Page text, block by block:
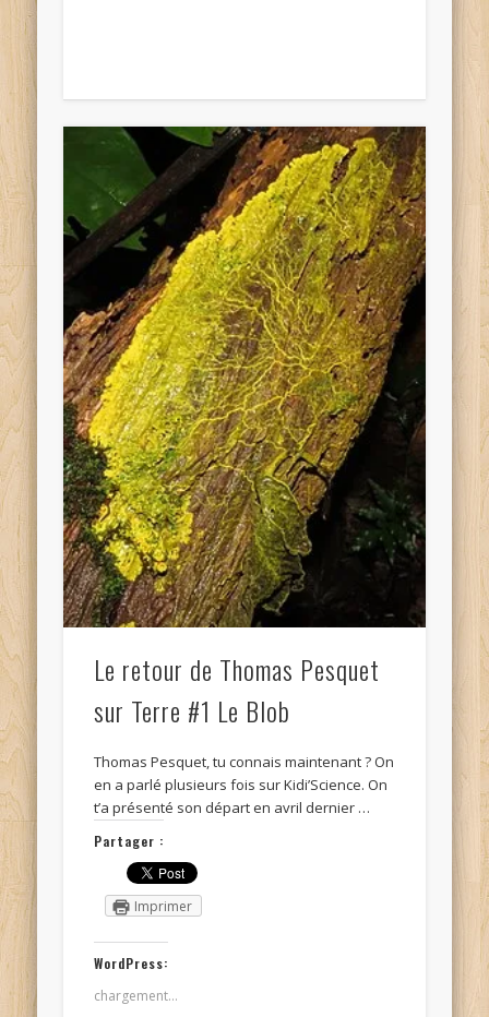
Le retour de Thomas Pesquet
sur Terre #1 Le Blob
Thomas Pesquet, tu connais maintenant ? On
en a parlé plusieurs fois sur Kidi’Science. On
t’a présenté son départ en avril dernier …
Partager :
Imprimer
WordPress:
chargement…